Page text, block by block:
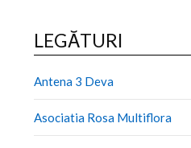
LEGĂTURI
Antena 3 Deva
Asociatia Rosa Multiflora